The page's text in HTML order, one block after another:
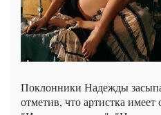
Поклонники Надежды
отметив, что артистка